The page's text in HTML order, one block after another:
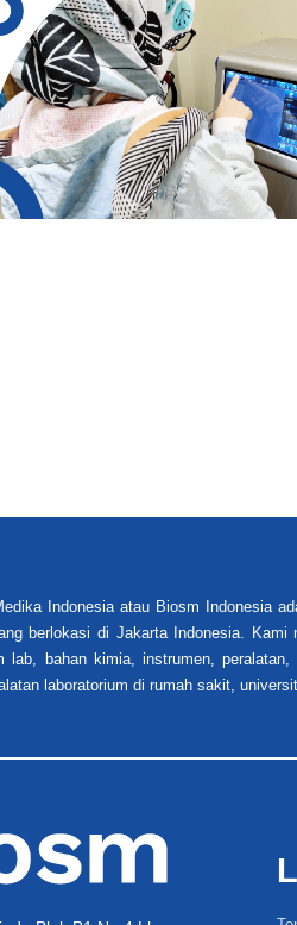
Indonesia atau Biosm Indonesia
berlokasi di Jakarta Indonesia.
lab, bahan kimia, instrumen,
laboratorium di rumah sakit,